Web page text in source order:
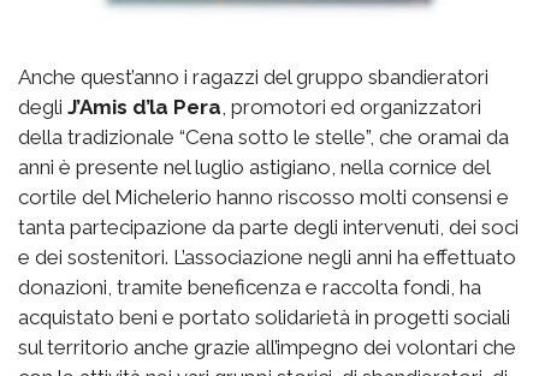
Anche quest’anno i ragazzi del gruppo sbandieratori
degli J’Amis d’la Pera , promotori ed organizzatori
della tradizionale “Cena sotto le stelle”, che oramai da
anni è presente nel luglio astigiano, nella cornice del
cortile del Michelerio hanno riscosso molti consensi e
tanta partecipazione da parte degli intervenuti, dei soci
e dei sostenitori. L’associazione negli anni ha effettuato
donazioni, tramite beneficenza e raccolta fondi, ha
acquistato beni e portato solidarietà in progetti sociali
sul territorio anche grazie all’impegno dei volontari che